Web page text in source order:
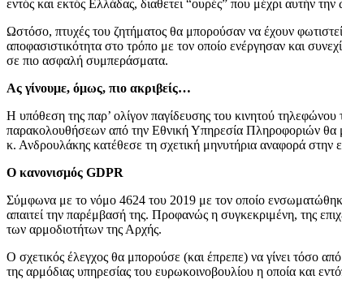
εντός και εκτός Ελλάδας, διαθετει “ουρές” που μέχρι αυτήν
Ωστόσο, πτυχές του ζητήματος θα μπορούσαν να έχουν
αποφασιστικότητα στο τρόπο με τον οποίο ενέργησαν και
σε πιο ασφαλή συμπεράσματα.
Ας γίνουμε, όμως, πιο ακριβείς…
Η υπόθεση της παρ’ ολίγον παγίδευσης του κινητού
παρακολουθήσεων από την Εθνική Υπηρεσία Πληροφοριών
κ. Ανδρουλάκης κατέθεσε τη σχετική μηνυτήρια αναφορά στην
Ο κανονισμός GDPR
Σύμφωνα με το νόμο 4624 του 2019 με τον οποίο
απαιτεί την παρέμβασή της. Προφανώς η συγκεκριμένη, της
των αρμοδιοτήτων της Αρχής.
Ο σχετικός έλεγχος θα μπορούσε (και έπρεπε) να γίνει τόσο
της αρμόδιας υπηρεσίας του ευρωκοινοβουλίου η οποία και